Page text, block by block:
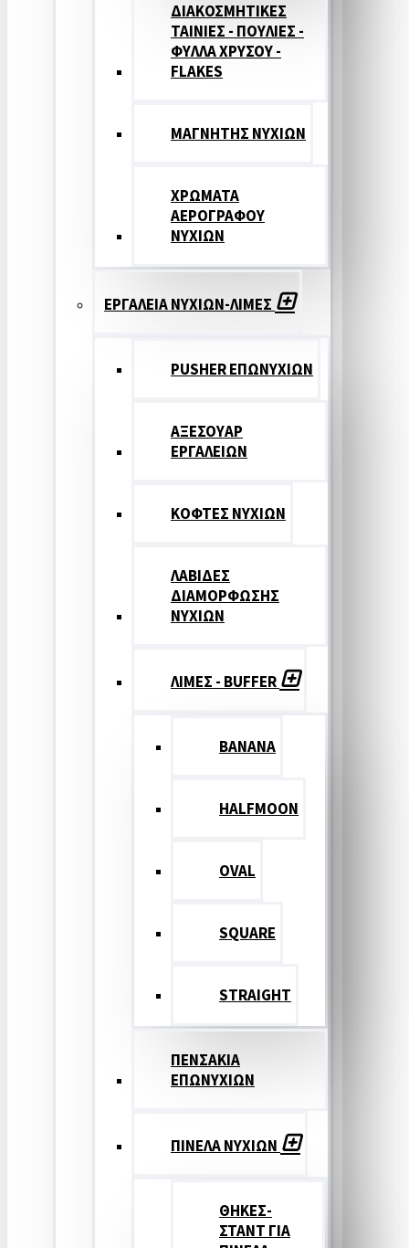
ΔΙΑΚΟΣΜΗΤΙΚΕΣ
ΤΑΙΝΙΕΣ - ΠΟΥΛΙΕΣ -
ΦΥΛΛΑ ΧΡΥΣΟΥ -
FLAKES
ΜΑΓΝΗΤΗΣ ΝΥΧΙΩΝ
ΧΡΩΜΑΤΑ
ΑΕΡΟΓΡΑΦΟΥ
ΝΥΧΙΩΝ
ΕΡΓΑΛΕΙΑ ΝΥΧΙΩΝ-ΛΙΜΕΣ
PUSHER ΕΠΩΝΥΧΙΩΝ
ΑΞΕΣΟΥΑΡ
ΕΡΓΑΛΕΙΩΝ
ΚΟΦΤΕΣ ΝΥΧΙΩΝ
ΛΑΒΙΔΕΣ
ΔΙΑΜΟΡΦΩΣΗΣ
ΝΥΧΙΩΝ
ΛΙΜΕΣ - BUFFER
BANANA
HALFMOON
OVAL
SQUARE
STRAIGHT
ΠΕΝΣΑΚΙΑ
ΕΠΩΝΥΧΙΩΝ
ΠΙΝΕΛΑ ΝΥΧΙΩΝ
ΘΗΚΕΣ-
ΣΤΑΝΤ ΓΙΑ